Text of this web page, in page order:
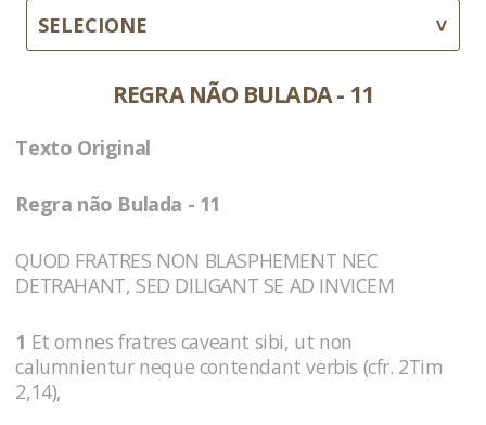
SELECIONE
REGRA NÃO BULADA - 11
Texto Original
Regra não Bulada - 11
QUOD FRATRES NON BLASPHEMENT NEC
DETRAHANT, SED DILIGANT SE AD INVICEM
1 Et omnes fratres caveant sibi, ut non
calumnientur neque contendant verbis (cfr. 2Tim
2,14),